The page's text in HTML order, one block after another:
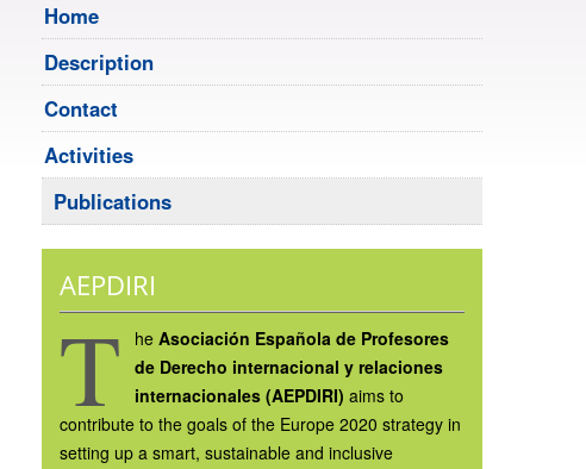
Home
Description
Contact
Activities
Publications
AEPDIRI
T he Asociación Española de Profesores
de Derecho internacional y relaciones
internacionales (AEPDIRI) aims to
contribute to the goals of the Europe 2020 strategy in
setting up a smart, sustainable and inclusive